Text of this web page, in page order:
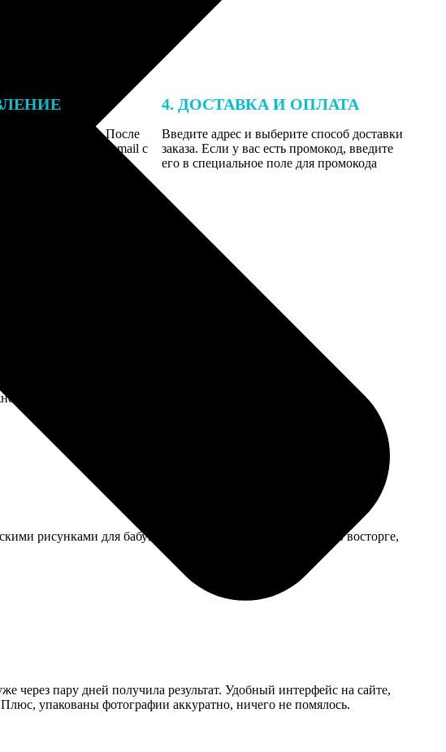
картой. После
подтверждение на email с
Когда отправим заказ
4. ДОСТАВКА И ОПЛАТА
Введите адрес и выберите способ доставки
заказа. Если у вас есть промокод, введите
его в специальное поле для промокода
но глаз цепляется. Видимо, при нанесении криво положили.
рисунками для бабушек, сделали за два дня. Бабушки в восторге,
через пару дней получила результат. Удобный интерфейс на сайте,
упакованы фотографии аккуратно, ничего не помялось.